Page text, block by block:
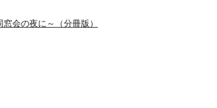
会の夜に～（分冊版）